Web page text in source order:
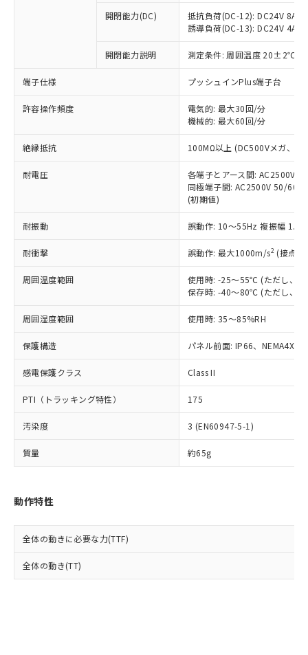
開閉能力(DC)
抵抗負荷(DC-12): DC24V 8A/
誘導負荷(DC-13): DC24V 4A/
開閉能力説明 測定条件: 周囲温度 20±2℃、
端子仕様 プッシュインPlus端子台
許容操作頻度
電気的: 最大30回/分
機械的: 最大60回/分
絶縁抵抗 100MΩ以上 (DC500Vメガ、点
耐電圧
各端子とアース間: AC2500V
同極端子間: AC2500V 50/
(初期値)
耐振動 誤動作: 10～55Hz 複振幅
耐衝撃 誤動作: 最大1000m/s2 (接点
周囲温度範囲
使用時: -25～55℃ (ただし、氷
保存時: -40～80℃ (ただし、氷
周囲湿度範囲 使用時: 35～85%RH
保護構造 パネル前面: IP66、NEMA4X,
感電保護クラス Class II
PTI（トラッキング特性） 175
汚染度 3 (EN60947-5-1)
質量 約65g
動作特性
全体の動きに必要な力(TTF)
全体の動き(TT)
商品の当社在庫状況および標準価格
(税抜)を提供させていただくもので
当社制御機器事業取扱商品の中には、
本サービスの対象外となる商品もある
ことをご了承ください。
在庫状況および標準価格照会結果は、
記載している更新日時点での社内デー
タに基づき作成されるものであり、閲
覧された時点での実際の在庫および標
準価格とは異なる場合があることをご
正式な納期状況および標準価格はお客
様のお取引先、またはお客様担当のオ
ムロン制御機器販売店・当社販売員に
オムロン制御機器販売店や当社販売拠
販売ネットワーク
」をご確認
在庫状況および標準価格結果を当社の
事前の承諾なく第三者に漏洩または開
示しないようお願いします。
マイパーツ機能（部品リスト作成サー
ビス）をご利用いただくには、I-Web
メンバーズにご登録されている必要が
あります。
お客様が当ウェブサイト上で当社にご
登録された部品リストについて、当社
および当社の共同利用者が、当社の製
品・サービスに関するお客様との取
引・商談に必要な範囲で利用すること
非含有の対応状況を調査中または確認中の
非該当品：ライセンス料など無形物で、有
害物質有無と関係のない商品です。
いたものが、含有品と判明した場合などや
むを得ず変更することがあります。
鉛(Pb) 1000ppm以下、 水銀(Hg) 1000ppm以下、 カド
六価クロム(Cr(Ⅵ)) 1000ppm以下、ポリ臭化ビフェニル
類(PBB) 1000ppm以下、ポリ臭化ジフェニルエーテル類
(PBDE) 1000ppm以下、フタル酸ビス(2-エチルヘキシ
ル) (DEHP)(別名：DOP) 1000ppm以下、フタル酸ブチ
ルベンジル（BBP） 1000ppm以下、フタル酸ジブチル
（DBP） 1000ppm以下、フタル酸ジイソブチル
但し、RoHS指令で産業用監視および制御機器に対する
図的な使用がないことを確認しています。
部品在庫の切り替え状況などにより、予定
月が前後することがあります。
※3 非含有証明書ダウンロード
下記の非含有証明書をダウンロードするこ
EU RoHS指令（10物質）の非含有証明書
ものではありません。
また、RoHS指令のフタル酸エステル類４
荷製品に未対応品が混在することから備考
「○」：最大均質材料含有率が中国RoHSの
基準値以下であることを示します。
「×」：最大均質材料含有率が中国RoHSの
基準値を超えていることを示します。
い合わせください。
*中国RoHS10物質の基準値 (GB/T26572)：
Pb(鉛) :1000ppm、 Hg(水銀) : 1000ppm、 Cd(カドミウ
ム) : 100ppm、
Cr(Ⅵ)(六価クロム) : 1000ppm、 PBBs(ポリ臭化ビフェ
ニル類) : 1000ppm、 PBDEs(ポリ臭化ジフェニルエーテ
DBP(フタル酸ジブチル) : 1000ppm、 DIBP(フタル酸ジ
イソブチル) : 1000ppm、 BBP(フタル酸ブチルベンジ
DEHP(フタル酸ビス(2-エチルヘキシル)) : 1000ppm
「ｅ」：有害物質（10物質）のすべてが基
準値以下であることを示します。
「10」：通常の使用状況下において有害物
質が外部に漏えいし、環境に深刻な影響を
及ぼさない年数を意味します。
「－」：未確認です。当社販売部門へお問
当社は、これら貴社製品のうち、外国
為替および外国貿易法に定める商品
（以下｢規制貨物等」という）を輸出
または国外への提供する場合は、日本
国政府の輸出許可(または役務取引許
可)を取得するなどの必要な手続きを
当社は規制貨物を破棄する場合は、完
全に破砕するなど、違法に輸出されな
いよう必要な手段を講じます。
当社は貴社製品を、核兵器、ミサイ
ル、化学兵器、生物兵器またはその他
武器並びにこれらの製造装置等に一切
当社は、貴社製品を第三者に販売する
場合は、上記1、2および3の内容を当
該第三者に通知します。また当社は、
販売先および販売に係わる関係者が違
法に輸出するおそれがある場合は、取
り引きをいたしません。
キャンセル
一定数以上の在庫あり
一定数には満たないが在庫あり
在庫なし(最新の在庫状況につ
いては、お客様のお取引先、ま
たはお客様担当のオムロン制御
機器販売店・当社販売員にご確
受注生産機種、また在庫状況の
情報を公開していない機種